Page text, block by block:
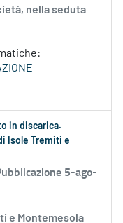
nella seduta
in discarica.
Isole Tremiti e
5-ago-
e Montemesola